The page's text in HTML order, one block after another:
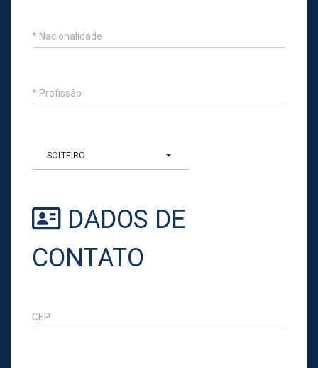
* Nacionalidade
* Profissão
SOLTEIRO
DADOS DE
CONTATO
CEP